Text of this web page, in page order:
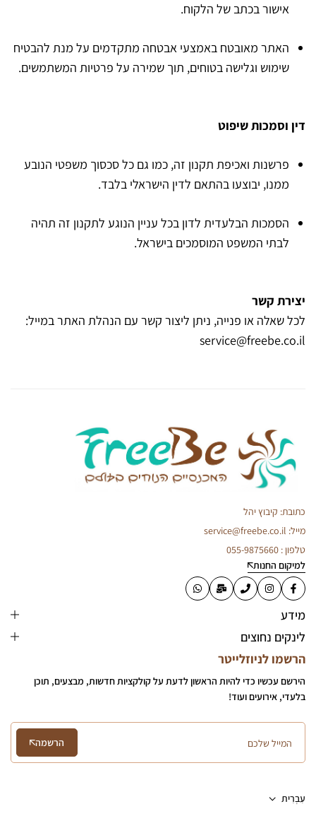
אישור בכתב של הלקוח.
האתר מאובטח באמצעי אבטחה מתקדמים על מנת להבטיח
שימוש וגלישה בטוחים, תוך שמירה על פרטיות המשתמשים.
דין וסמכות שיפוט
פרשנות ואכיפת תקנון זה, כמו גם כל סכסוך משפטי הנובע
ממנו, יבוצעו בהתאם לדין הישראלי בלבד.
הסמכות הבלעדית לדון בכל עניין הנוגע לתקנון זה תהיה
לבתי המשפט המוסמכים בישראל.
יצירת קשר
לכל שאלה או פנייה, ניתן ליצור קשר עם הנהלת האתר במייל:
service@freebe.co.il
כתובת: קיבוץ יהל
מייל: service@freebe.co.il
טלפון : 055-9875660
למיקום החנות
מידע
לינקים נחוצים
הרשמו לניוזלייטר
הירשם עכשיו כדי להיות הראשון לדעת על קולקציות חדשות, מבצעים, תוכן
בלעדי, אירועים ועוד!
הרשמה
עִבְרִית